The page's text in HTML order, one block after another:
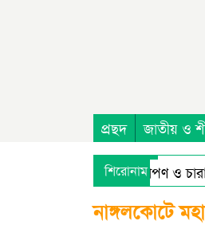
প্রছদ জাতীয় ও
শিরোনাম
এর উদ্যোগে বৃক্ষরোপণ ও
এগ্রিকালচারাল এন্ড রুরাল
নাঙ্গলকোটে